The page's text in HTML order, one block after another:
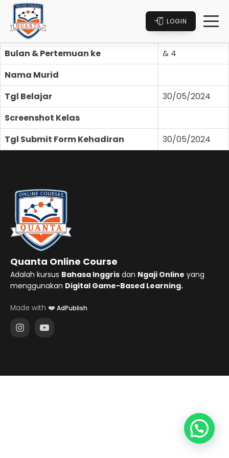
LOGIN
Bulan & Pertemuan ke
& 4
Nama Murid
Tgl Belajar
30/05/2024
Screenshot Kelas
Tgl Submit Form Kehadiran
30/05/2024
Quanta Online Course
Adalah kursus Bahasa Inggris dan Ngaji Online yang
menggunakan Digital Game-Based Learning.
Made with ❤️ AdPublish